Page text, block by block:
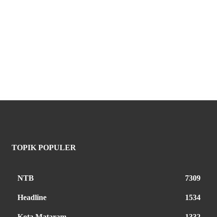
TOPIK POPULER
NTB 7309
Headline 1534